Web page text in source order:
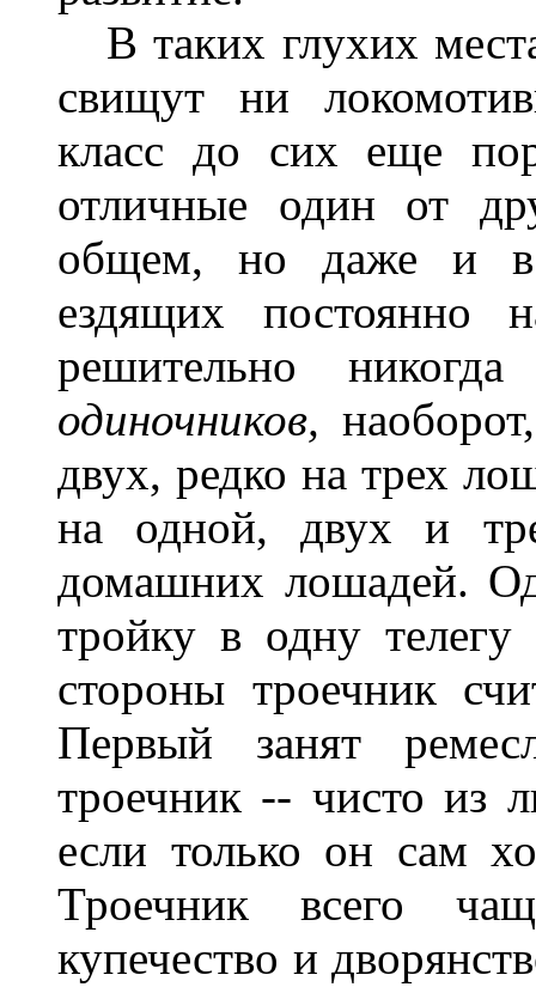
В таких глухих
свищут ни
класс до сих еще
отличные один от
общем, но даже и
ездящих постоянно
решительно
одиночников,
двух, редко на трех
на одной, двух и
домашних лошадей.
тройку в одну
стороны троечник
Первый занят
троечник -- чисто из
если только он сам
Троечник всего
купечество и